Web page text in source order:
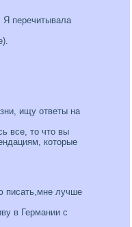
Я перечитывала
ищу ответы на
все, то что вы
которые
писать,мне лучше
в Германии с